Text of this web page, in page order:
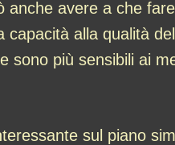
avere a che
alla qualità
sono più sensibili ai
sul piano